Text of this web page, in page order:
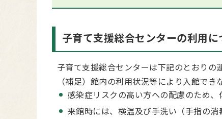
子育て支援総合センターの利用に
子育て支援総合センターは下記のとおりの
（補足）館内の利用状況等により入館でき
感染症リスクの高い方への配慮のため、
来館時には、検温及び手洗い（手指の消